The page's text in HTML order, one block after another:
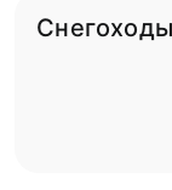
Снегоходы